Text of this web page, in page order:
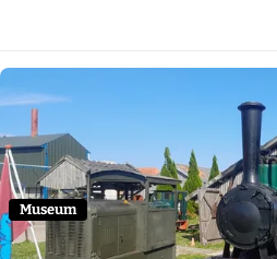
5t
o
l
o
g
h
p
m
u
s
Museum